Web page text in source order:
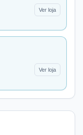
Ver loja
Ver loja